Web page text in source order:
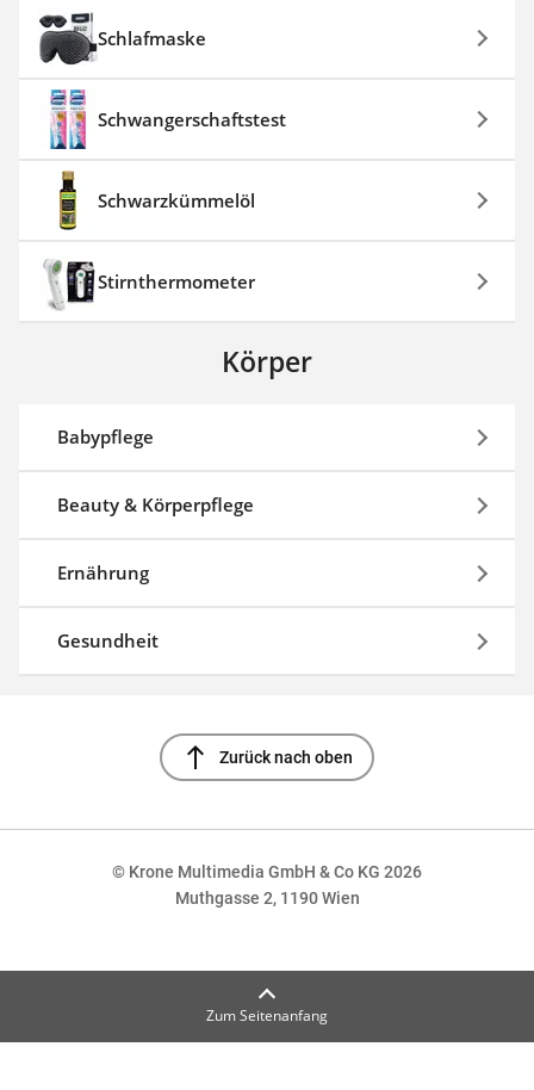
Schlafmaske
Schwangerschaftstest
Schwarzkümmelöl
Stirnthermometer
Körper
Babypflege
Beauty & Körperpflege
Ernährung
Gesundheit
north Zurück nach oben
© Krone Multimedia GmbH & Co KG 2026
Muthgasse 2, 1190 Wien
Zum Seitenanfang